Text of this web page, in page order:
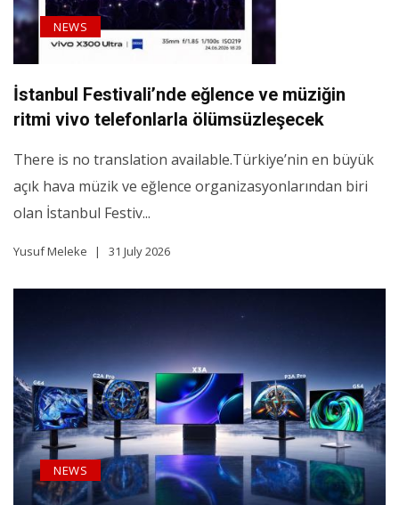
NEWS
İstanbul Festivali’nde eğlence ve müziğin
ritmi vivo telefonlarla ölümsüzleşecek
There is no translation available.Türkiye’nin en büyük
açık hava müzik ve eğlence organizasyonlarından biri
olan İstanbul Festiv...
Yusuf Meleke 31 July 2026
NEWS